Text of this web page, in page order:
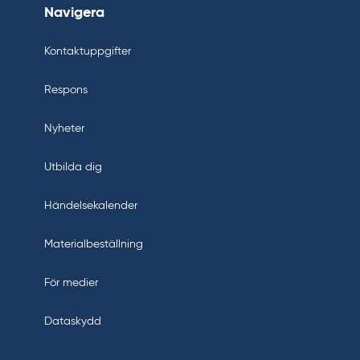
Navigera
Kontaktuppgifter
Respons
Nyheter
Utbilda dig
Händelsekalender
Materialbeställning
För medier
Dataskydd